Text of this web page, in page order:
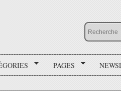
PAGES